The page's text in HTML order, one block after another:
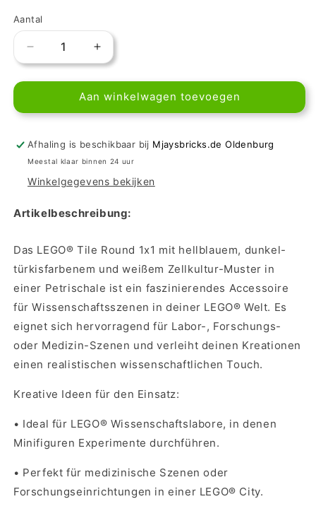
Aantal
Aantal
verlagen
voor
Fliese
1x1
Trans-
-
Aantal
verhogen
voor
LEGO
Fliese
1x1
Trans-
-
Aan winkelwagen toevoegen
Afhaling is beschikbaar bij Mjaysbricks.de Oldenburg
Meestal klaar binnen 24 uur
Winkelgegevens bekijken
Artikelbeschreibung:
Das LEGO® Tile Round 1x1 mit hellblauem, dunkel-
türkisfarbenem und weißem Zellkultur-Muster in
einer Petrischale ist ein faszinierendes Accessoire
für Wissenschaftsszenen in deiner LEGO® Welt. Es
eignet sich hervorragend für Labor-, Forschungs-
oder Medizin-Szenen und verleiht deinen Kreationen
einen realistischen wissenschaftlichen Touch.
Kreative Ideen für den Einsatz:
• Ideal für LEGO® Wissenschaftslabore, in denen
Minifiguren Experimente durchführen.
• Perfekt für medizinische Szenen oder
Forschungseinrichtungen in einer LEGO® City.